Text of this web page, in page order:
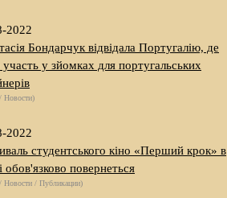
2022
Бондарчук відвідала Португалію, де
участь у зйомках для португальських
Новости)
2022
студентського кіно «Перший крок» в
обов'язково повернеться
Новости / Публикации)